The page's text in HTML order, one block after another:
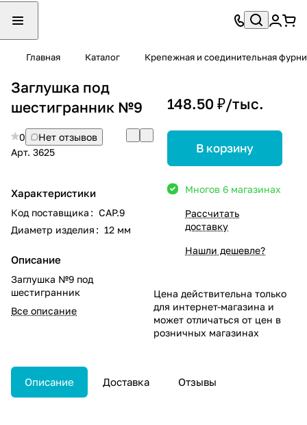
Главная Каталог Крепежная и соединительная
Заглушка под
шестигранник №9
0
Нет отзывов
Арт. 3625
Характеристики
Код поставщика : CAP.9
Диаметр изделия : 12 мм
Описание
Заглушка №9 под
шестигранник
Все описание
148.50 ₽/тыс.
В корзину
Многов 6 магазинах
Рассчитать
доставку
Нашли дешевле?
Цена действительна только
для интернет-магазина и
может отличаться от цен в
розничных магазинах
Описание Доставка Отзывы